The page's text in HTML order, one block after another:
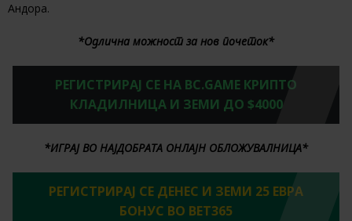
Андора.
*Одлична можност за нов почеток*
РЕГИСТРИРАЈ СЕ НА BC.GAME КРИПТО
КЛАДИЛНИЦА И ЗЕМИ ДО $4000
*ИГРАЈ ВО НАЈДОБРАТА ОНЛАЈН ОБЛОЖУВАЛНИЦА*
РЕГИСТРИРАЈ СЕ ДЕНЕС И ЗЕМИ 25 ЕВРА
БОНУС ВО BET365